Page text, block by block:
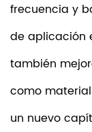
frecuencia y
de aplicación
también
como
un nuevo